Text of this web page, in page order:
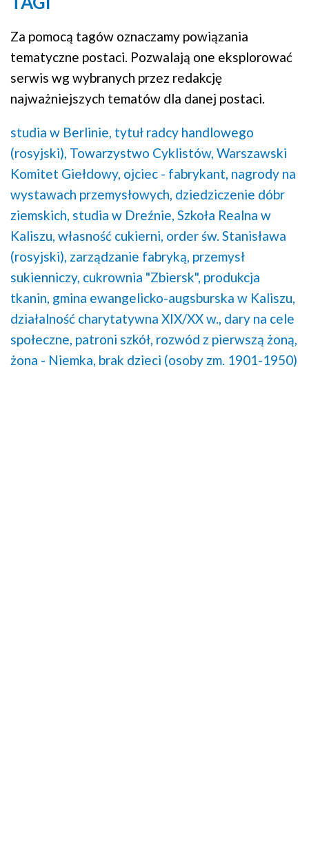
Za pomocą tagów oznaczamy powiązania
tematyczne postaci. Pozwalają one eksplorować
serwis wg wybranych przez redakcję
najważniejszych tematów dla danej postaci.
studia w Berlinie, tytuł radcy handlowego
(rosyjski), Towarzystwo Cyklistów, Warszawski
Komitet Giełdowy, ojciec - fabrykant, nagrody na
wystawach przemysłowych, dziedziczenie dóbr
ziemskich, studia w Dreźnie, Szkoła Realna w
Kaliszu, własność cukierni, order św. Stanisława
(rosyjski), zarządzanie fabryką, przemysł
sukienniczy, cukrownia "Zbiersk", produkcja
tkanin, gmina ewangelicko-augsburska w Kaliszu,
działalność charytatywna XIX/XX w., dary na cele
społeczne, patroni szkół, rozwód z pierwszą żoną,
żona - Niemka, brak dzieci (osoby zm. 1901-1950)